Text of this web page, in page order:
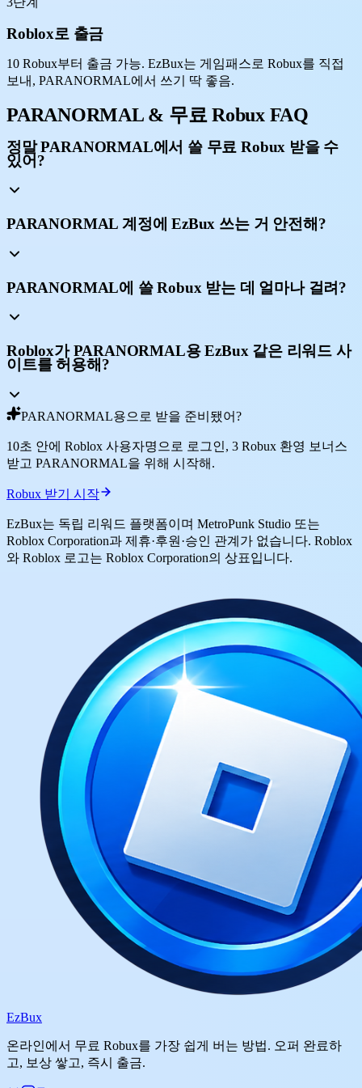
Roblox로 출금
10 Robux부터 출금 가능. EzBux는 게임패스로 Robux를 직접
보내, PARANORMAL에서 쓰기 딱 좋음.
PARANORMAL & 무료 Robux FAQ
정말 PARANORMAL에서 쓸 무료 Robux 받을 수
있어?
PARANORMAL 계정에 EzBux 쓰는 거 안전해?
PARANORMAL에 쓸 Robux 받는 데 얼마나 걸려?
Roblox가 PARANORMAL용 EzBux 같은 리워드 사
이트를 허용해?
PARANORMAL용으로 받을 준비됐어?
10초 안에 Roblox 사용자명으로 로그인, 3 Robux 환영 보너스
받고 PARANORMAL을 위해 시작해.
Robux 받기 시작
EzBux는 독립 리워드 플랫폼이며 MetroPunk Studio 또는
Roblox Corporation과 제휴·후원·승인 관계가 없습니다. Roblox
와 Roblox 로고는 Roblox Corporation의 상표입니다.
EzBux
온라인에서 무료 Robux를 가장 쉽게 버는 방법. 오퍼 완료하
고, 보상 쌓고, 즉시 출금.